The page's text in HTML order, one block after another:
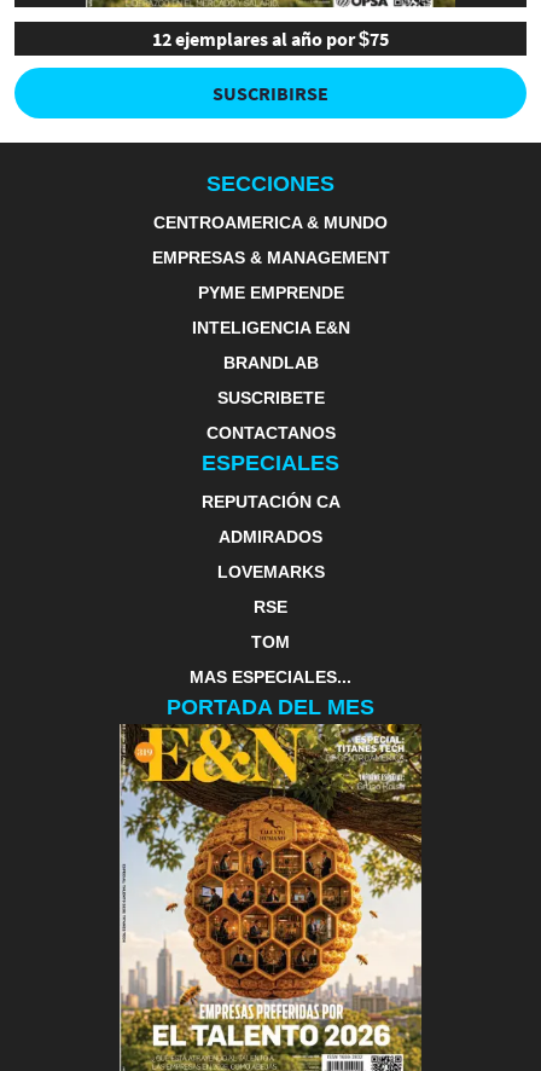
12 ejemplares al año por $75
SUSCRIBIRSE
SECCIONES
CENTROAMERICA & MUNDO
EMPRESAS & MANAGEMENT
PYME EMPRENDE
INTELIGENCIA E&N
BRANDLAB
SUSCRIBETE
CONTACTANOS
ESPECIALES
REPUTACIÓN CA
ADMIRADOS
LOVEMARKS
RSE
TOM
MAS ESPECIALES...
PORTADA DEL MES